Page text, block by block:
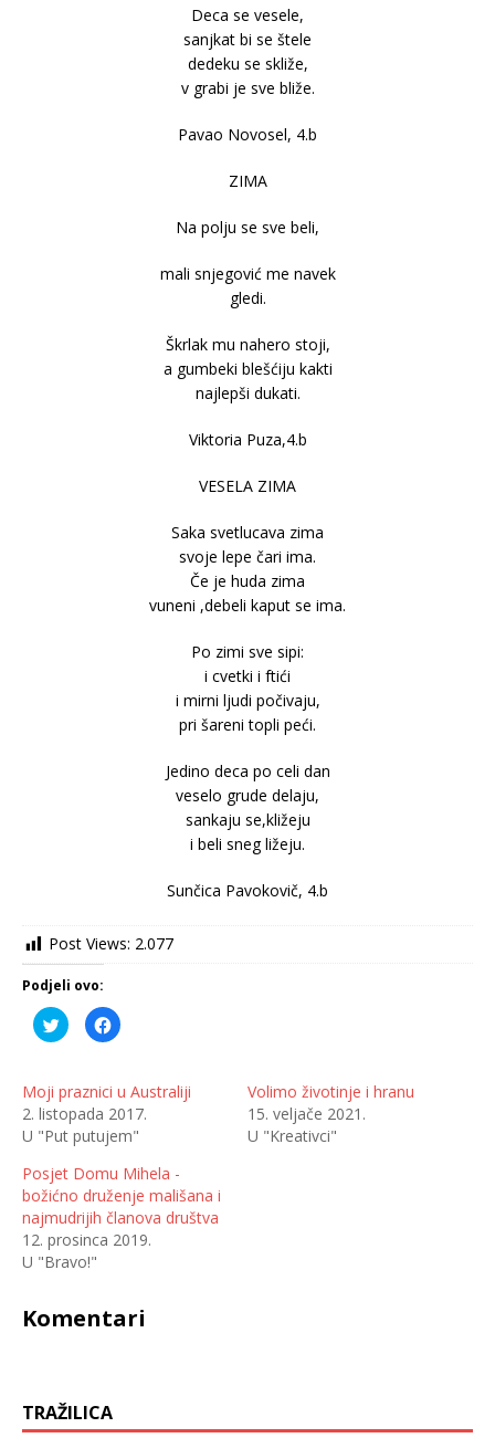
Deca se vesele,
sanjkat bi se štele
dedeku se skliže,
v grabi je sve bliže.
Pavao Novosel, 4.b
ZIMA
Na polju se sve beli,
mali snjegović me navek
gledi.
Škrlak mu nahero stoji,
a gumbeki blešćiju kakti
najlepši dukati.
Viktoria Puza,4.b
VESELA ZIMA
Saka svetlucava zima
svoje lepe čari ima.
Če je huda zima
vuneni ,debeli kaput se ima.
Po zimi sve sipi:
i cvetki i ftići
i mirni ljudi počivaju,
pri šareni topli peći.
Jedino deca po celi dan
veselo grude delaju,
sankaju se,kližeju
i beli sneg ližeju.
Sunčica Pavokovič, 4.b
Post Views: 2.077
Podjeli ovo:
P
o
e
l
i
n
a
w
i
t
t
e
r
u
(
O
a
r
o
v
o
K
l
m
p
o
i
e
l
i
t
e
n
a
b
o
a
Moji praznici u Australiji
2. listopada 2017.
U "Put putujem"
Volimo životinje i hranu
15. veljače 2021.
U "Kreativci"
Posjet Domu Mihela -
božićno druženje mališana i
najmudrijih članova društva
12. prosinca 2019.
U "Bravo!"
Komentari
TRAŽILICA